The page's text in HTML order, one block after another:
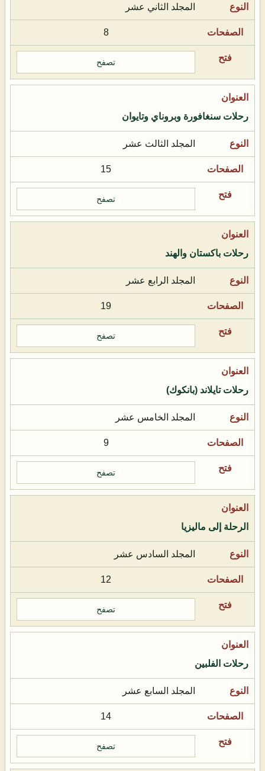
المجلد الثاني عشر
8
تصفح
رحلات سنغافورة وبروناي وتايوان
المجلد الثالث عشر
15
تصفح
رحلات باكستان والهند
المجلد الرابع عشر
19
تصفح
رحلات تايلاند (بانكوك)
المجلد الخامس عشر
9
تصفح
الرحلة إلى ماليزيا
المجلد السادس عشر
12
تصفح
رحلات الفلبين
المجلد السابع عشر
14
تصفح